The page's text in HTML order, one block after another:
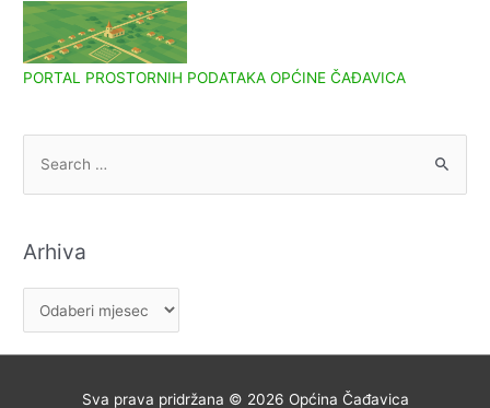
PORTAL PROSTORNIH PODATAKA OPĆINE ČAĐAVICA
o
Arhiva
r
h
Sva prava pridržana © 2026 Općina Čađavica